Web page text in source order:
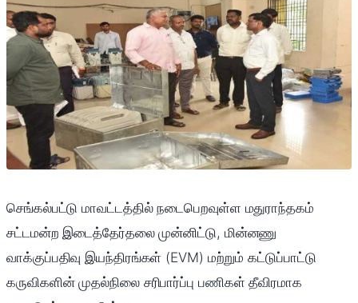
செங்கல்பட்டு மாவட்டத்தில் நடைபெறவுள்ள மதுராந்தகம்
சட்டமன்ற இடைத்தேர்தலை முன்னிட்டு, மின்னணு
வாக்குப்பதிவு இயந்திரங்கள் (EVM) மற்றும் கட்டுப்பாட்டு
கருவிகளின் முதல்நிலை சரிபார்ப்பு பணிகள் தீவிரமாக